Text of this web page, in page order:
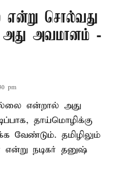
என்று சொல்வது
அவமானம் -
pm
என்றால் அது
தாய்மொழிக்கு
வேண்டும். தமிழிலும்
நடிகர் தனுஷ்